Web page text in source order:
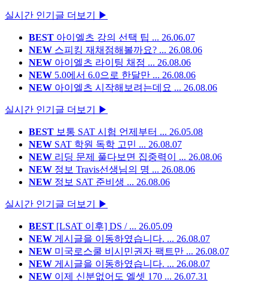
실시간 인기글 더보기 ▶
BEST 아이엘츠 강의 선택 팁 ... 26.06.07
NEW 스피킹 재채점해볼까요? ... 26.08.06
NEW 아이엘츠 라이팅 채점 ... 26.08.06
NEW 5.0에서 6.0으로 한달만 ... 26.08.06
NEW 아이엘츠 시작해보려는데요 ... 26.08.06
실시간 인기글 더보기 ▶
BEST 보통 SAT 시험 언제부터 ... 26.05.08
NEW SAT 학원 독학 고민 ... 26.08.07
NEW 리딩 문제 풀다보면 집중력이 ... 26.08.06
NEW 정보 Travis선생님의 명 ... 26.08.06
NEW 정보 SAT 준비생 ... 26.08.06
실시간 인기글 더보기 ▶
BEST [LSAT 이후] DS / ... 26.05.09
NEW 게시글을 이동하였습니다. ... 26.08.07
NEW 미국로스쿨 비시민권자 팩트만 ... 26.08.07
NEW 게시글을 이동하였습니다. ... 26.08.07
NEW 이제 신분없어도 엘셋 170 ... 26.07.31